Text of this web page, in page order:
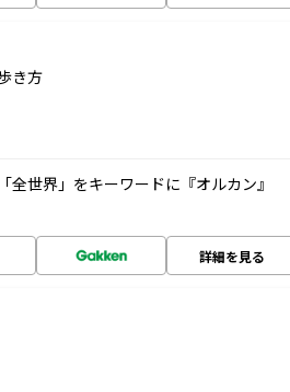
き方
世界」をキーワードに『オルカン』
詳細を見る